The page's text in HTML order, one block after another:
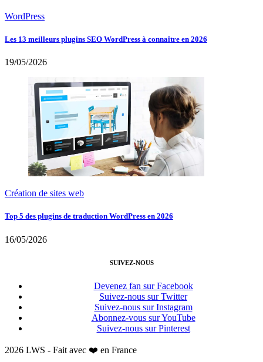
WordPress
Les 13 meilleurs plugins SEO WordPress à connaître en 2026
19/05/2026
Création de sites web
Top 5 des plugins de traduction WordPress en 2026
16/05/2026
SUIVEZ-NOUS
Devenez fan sur Facebook
Suivez-nous sur Twitter
Suivez-nous sur Instagram
Abonnez-vous sur YouTube
Suivez-nous sur Pinterest
2026 LWS - Fait avec ❤️ en France